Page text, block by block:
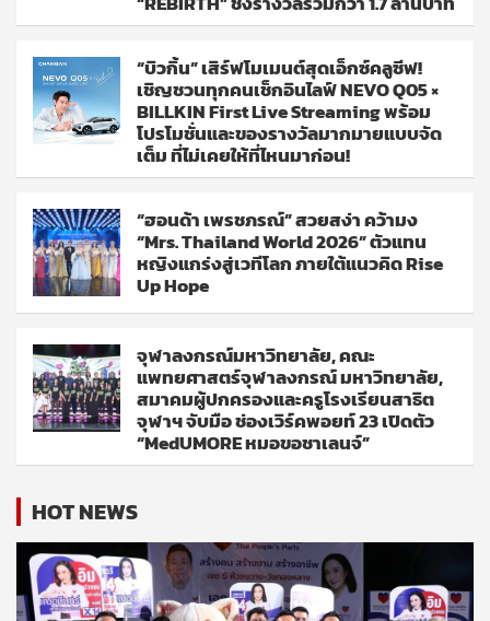
“บิวกิ้น” เสิร์ฟโมเมนต์สุดเอ็กซ์คลูซีฟ!
เชิญชวนทุกคนเช็กอินไลฟ์ NEVO Q05 ×
BILLKIN First Live Streaming พร้อม
โปรโมชั่นและของรางวัลมากมายแบบจัด
เต็ม ที่ไม่เคยให้ที่ไหนมาก่อน!
“ฮอนด้า เพรชภรณ์” สวยสง่า คว้ามง
“Mrs. Thailand World 2026” ตัวแทน
หญิงแกร่งสู่เวทีโลก ภายใต้แนวคิด Rise
Up Hope
จุฬาลงกรณ์มหาวิทยาลัย, คณะ
แพทยศาสตร์จุฬาลงกรณ์ มหาวิทยาลัย,
สมาคมผู้ปกครองและครูโรงเรียนสาธิต
จุฬาฯ จับมือ ช่องเวิร์คพอยท์ 23 เปิดตัว
“MedUMORE หมอขอชาเลนจ์”
HOT NEWS